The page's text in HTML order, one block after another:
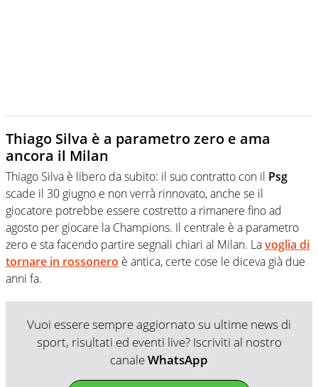
Thiago Silva è a parametro zero e ama
ancora il Milan
Thiago Silva è libero da subito: il suo contratto con il Psg
scade il 30 giugno e non verrà rinnovato, anche se il
giocatore potrebbe essere costretto a rimanere fino ad
agosto per giocare la Champions. Il centrale è a parametro
zero e sta facendo partire segnali chiari al Milan. Lavoglia di
tornare in rossonero è antica, certe cose le diceva già due
anni fa.
Vuoi essere sempre aggiornato su ultime news di
sport, risultati ed eventi live? Iscriviti al nostro
canaleWhatsApp